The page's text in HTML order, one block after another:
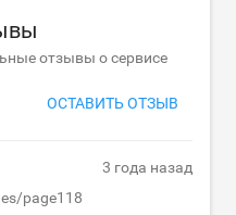
отзывы о сервисе
ОСТАВИТЬ ОТЗЫВ
page118
3 года назад